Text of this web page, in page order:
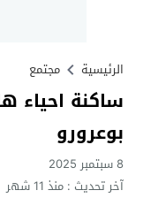
الرئيسية مجتمع
ساكنة احياء
بوعرورو
8 سبتمبر 2025
آخر تحديث :منذ 11 شهر